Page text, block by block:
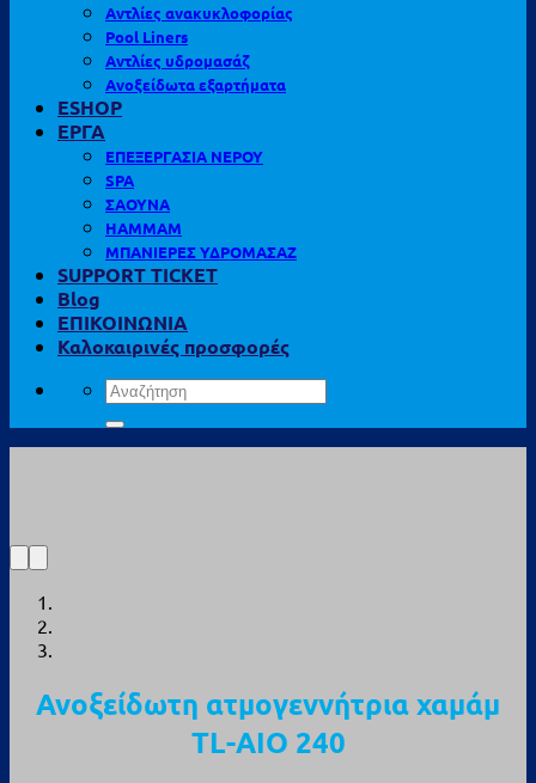
Αντλίες ανακυκλοφορίας
Pool Liners
Αντλίες υδρομασάζ
Ανοξείδωτα εξαρτήματα
ESHOP
ΕΡΓΑ
ΕΠΕΞΕΡΓΑΣΙΑ ΝΕΡΟΥ
SPA
ΣΑΟΥΝΑ
HAMMAM
ΜΠΑΝΙΕΡΕΣ ΥΔΡΟΜΑΣΑΖ
SUPPORT TICKET
Blog
ΕΠΙΚΟΙΝΩΝΙΑ
Καλοκαιρινές προσφορές
Αναζήτηση
για:
Ανοξείδωτη ατμογεννήτρια χαμάμ
TL-AIO 240